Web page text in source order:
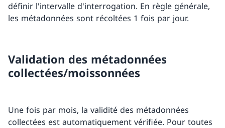
définir l'intervalle d'interrogation. En règle générale,
les métadonnées sont récoltées 1 fois par jour.
Validation des métadonnées
collectées/moissonnées
Une fois par mois, la validité des métadonnées
collectées est automatiquement vérifiée. Pour toutes